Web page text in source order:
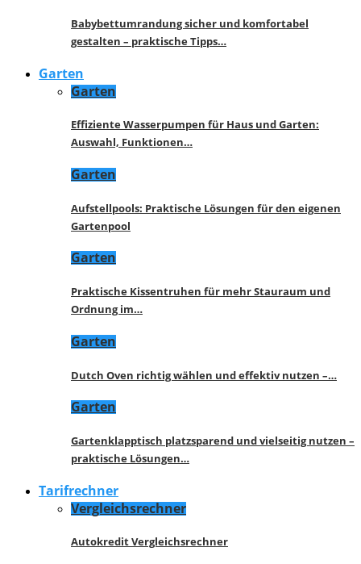
Babybettumrandung sicher und komfortabel
gestalten – praktische Tipps…
Garten
Garten
Effiziente Wasserpumpen für Haus und Garten:
Auswahl, Funktionen…
Garten
Aufstellpools: Praktische Lösungen für den eigenen
Gartenpool
Garten
Praktische Kissentruhen für mehr Stauraum und
Ordnung im…
Garten
Dutch Oven richtig wählen und effektiv nutzen –…
Garten
Gartenklapptisch platzsparend und vielseitig nutzen –
praktische Lösungen…
Tarifrechner
Vergleichsrechner
Autokredit Vergleichsrechner